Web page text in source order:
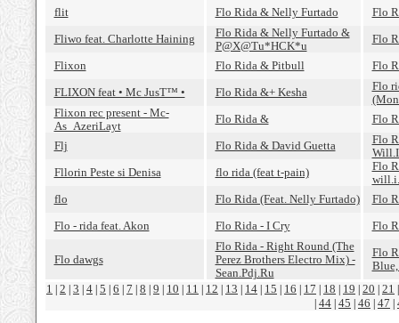
flit
Flo Rida & Nelly Furtado
Flo
Fliwo feat. Charlotte Haining
Flo Rida & Nelly Furtado &
P@X@Tu*HCK*u
Flo
Flixon
Flo Rida & Pitbull
Flo
FLIXON feat • Mc JusT™ •
Flo Rida &+ Kesha
Flo
Flixon rec present - Mc-
As_AzeriLayt
Flo Rida &
Flo
Flj
Flo Rida & David Guetta
Flo
Fllorin Peste si Denisa
flo rida (feat t-pain)
Flo
flo
Flo Rida (Feat. Nelly Furtado)
Flo
Flo - rida feat. Akon
Flo Rida - I Cry Flo
Flo dawgs
Flo Rida - Right Round (The
Perez Brothers Electro Mix) -
Sean.Pdj.Ru
Flo
1 2 3 4 5 6 7 8 9 10 11 12 13 14 15 16 17 18 19 20 21
44 45 46 47